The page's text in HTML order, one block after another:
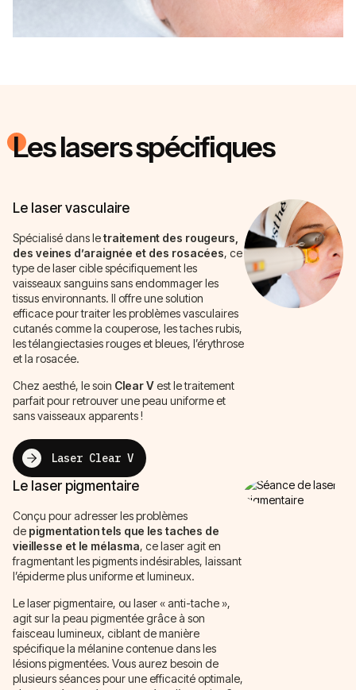
Les lasers spécifiques
Le laser vasculaire
Spécialisé dans letraitement des rougeurs,
des veines d’araignée et des rosacées, ce
type de laser cible spécifiquement les
vaisseaux sanguins sans endommager les
tissus environnants. Il offre une solution
efficace pour traiter les problèmes vasculaires
cutanés comme la couperose, les taches rubis,
les télangiectasies rouges et bleues, l’érythrose
et la rosacée.
Chez aesthé, le soin Clear Vest le traitement
parfait pour retrouver une peau uniforme et
sans vaisseaux apparents !
Laser Clear V
Le laser pigmentaire
Conçu pour adresser les problèmes
de pigmentation tels que les taches de
vieillesse et le mélasma, ce laser agit en
fragmentant les pigments indésirables, laissant
l’épiderme plus uniforme et lumineux.
Le laser pigmentaire, ou laser « anti-tache »,
agit sur la peau pigmentée grâce à son
faisceau lumineux, ciblant de manière
spécifique la mélanine contenue dans les
lésions pigmentées. Vous aurez besoin de
plusieurs séances pour une efficacité optimale,